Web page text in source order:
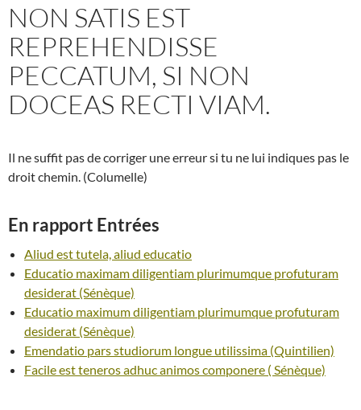
NON SATIS EST
REPREHENDISSE
PECCATUM, SI NON
DOCEAS RECTI VIAM.
Il ne suffit pas de corriger une erreur si tu ne lui indiques pas le
droit chemin. (Columelle)
En rapport Entrées
Aliud est tutela, aliud educatio
Educatio maximam diligentiam plurimumque profuturam
desiderat (Sénèque)
Educatio maximum diligentiam plurimumque profuturam
desiderat (Sénèque)
Emendatio pars studiorum longue utilissima (Quintilien)
Facile est teneros adhuc animos componere ( Sénèque)